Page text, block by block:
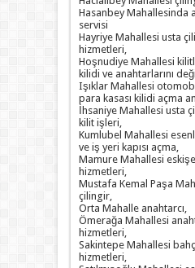
Hasanbey Mahallesinda
servisi
Hayriye Mahallesi usta
hizmetleri,
Hoşnudiye Mahallesi
kilidi ve anahtarlarını
Işıklar Mahallesi
para kasası kilidi açma
İhsaniye Mahallesi usta
kilit işleri,
Kumlubel Mahallesi
ve iş yeri kapısı açma,
Mamure Mahallesi
hizmetleri,
Mustafa Kemal Paşa
çilingir,
Orta Mahalle anahtarcı,
Ömerağa Mahallesi
hizmetleri,
Sakintepe Mahallesi
hizmetleri,